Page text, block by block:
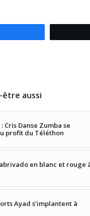
être aussi
Cris Danse Zumba se
profit du Téléthon
en blanc et rouge
Ayad s’implantent à